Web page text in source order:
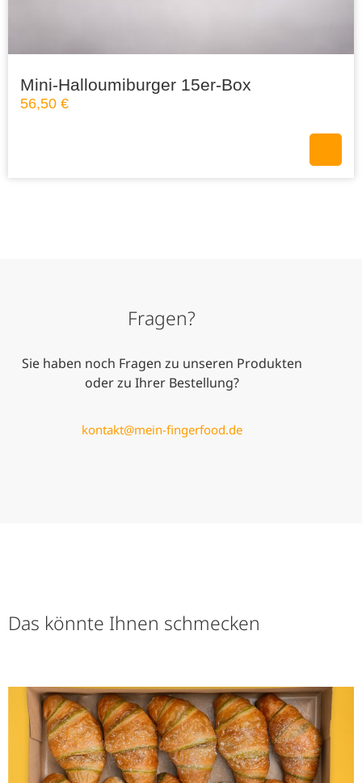
Mini-Halloumiburger 15er-Box
56,50 €
Fragen?
Sie haben noch Fragen zu unseren Produkten
oder zu Ihrer Bestellung?
kontakt@mein-fingerfood.de
Das könnte Ihnen schmecken